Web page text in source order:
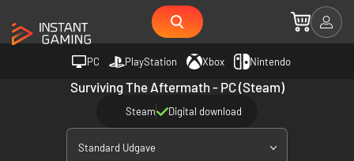
PC PlayStation Xbox Nintendo
Surviving The Aftermath - PC (Steam)
Steam Digital download
Standard Udgave